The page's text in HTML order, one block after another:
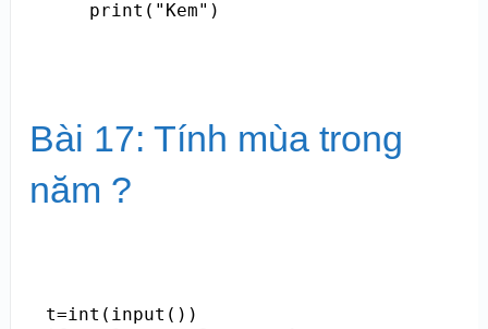
Bài 17: Tính mùa trong
năm ?
t=int(input())